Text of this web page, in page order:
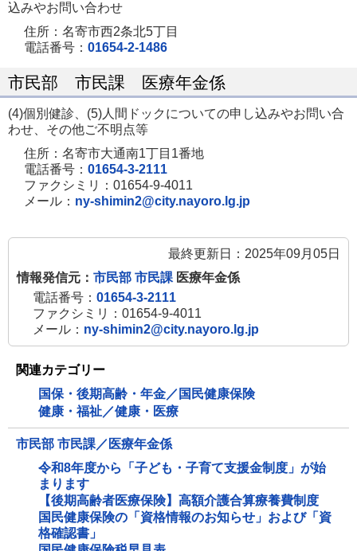
込みやお問い合わせ
住所：名寄市西2条北5丁目
電話番号： 01654-2-1486
市民部 市民課 医療年金係
(4)個別健診、(5)人間ドックについての申し込みやお問い合
わせ、その他ご不明点等
住所：名寄市大通南1丁目1番地
電話番号： 01654-3-2111
ファクシミリ：01654-9-4011
メール： ny-shimin2@city.nayoro.lg.jp
最終更新日：2025年09月05日
情報発信元： 市民部 市民課 医療年金係
電話番号： 01654-3-2111
ファクシミリ：01654-9-4011
メール： ny-shimin2@city.nayoro.lg.jp
関連カテゴリー
国保・後期高齢・年金／国民健康保険
健康・福祉／健康・医療
市民部 市民課／医療年金係
令和8年度から「子ども・子育て支援金制度」が始
まります
【後期高齢者医療保険】高額介護合算療養費制度
国民健康保険の「資格情報のお知らせ」および「資
格確認書」